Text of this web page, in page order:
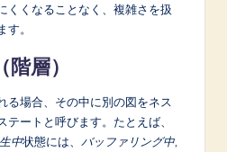
くくなることなく、複雑さを扱
。
層）
る場合、その中に別の図をネス
テートと呼びます。たとえば、
中状態には、 バッファリング中